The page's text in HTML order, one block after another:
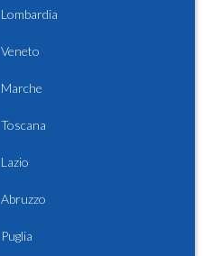
Lombardia
Veneto
Marche
Toscana
Lazio
Abruzzo
Puglia